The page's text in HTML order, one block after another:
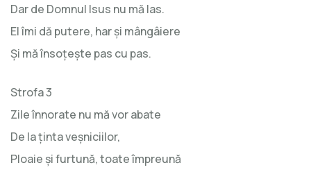
Dar de Domnul Isus nu mă las.
El îmi dă putere, har şi mângâiere
Şi mă însoţeşte pas cu pas.
Strofa 3
Zile înnorate nu mă vor abate
De la ţinta veşniciilor,
Ploaie şi furtună, toate împreună